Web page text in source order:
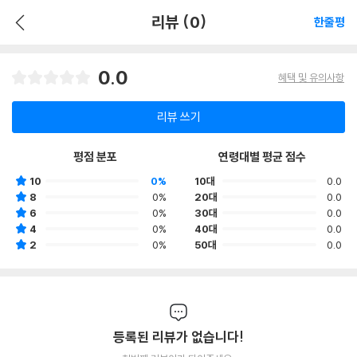
리뷰 (0) 한줄평
0.0 혜택 및 유의사항
리뷰 쓰기
평점 분포
10
0%
8
0%
6
0%
4
0%
2
0%
연령대별 평균 점수
10대
0.0
20대
0.0
30대
0.0
40대
0.0
50대
0.0
등록된 리뷰가 없습니다!